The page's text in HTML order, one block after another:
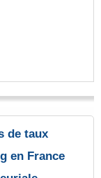
de taux
en France